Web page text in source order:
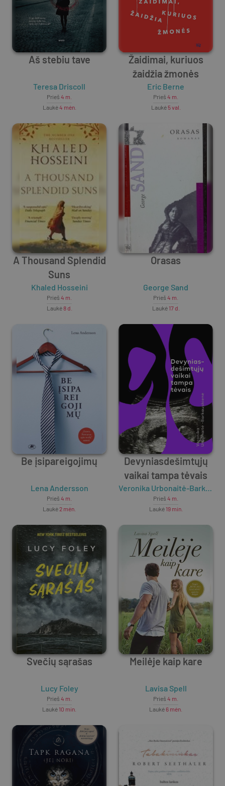
Aš stebiu tave
Teresa Driscoll
Prieš 4 m.
Laukė4 mėn.
Žaidimai, kuriuos
žaidžia žmonės
Eric Berne
Prieš 4 m.
Laukė5 val.
A Thousand Splendid
Suns
Khaled Hosseini
Prieš 4 m.
Laukė8 d.
Orasas
George Sand
Prieš 4 m.
Laukė 17 d.
Be įsipareigojimų
Lena Andersson
Prieš 4 m.
Laukė2 mėn.
Devyniasdešimtųjų
vaikai tampa tėvais
Prieš 4 m.
Laukė 19 min.
Svečių sąrašas
Lucy Foley
Prieš 4 m.
Laukė 10 min.
Meilėje kaip kare
Lavisa Spell
Prieš 4 m.
Laukė6 mėn.